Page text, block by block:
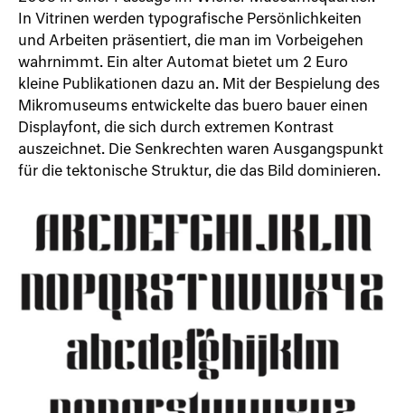
In Vitrinen werden typografische Persönlichkeiten
und Arbeiten präsentiert, die man im Vorbeigehen
wahrnimmt. Ein alter Automat bietet um 2 Euro
kleine Publikationen dazu an. Mit der Bespielung des
Mikromuseums entwickelte das buero bauer einen
Displayfont, die sich durch extremen Kontrast
auszeichnet. Die Senkrechten waren Ausgangspunkt
für die tektonische Struktur, die das Bild dominieren.